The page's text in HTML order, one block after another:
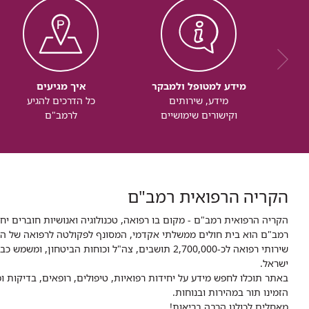
מידע למטופל ולמבקר
מידע, שירותים
וקישורים שימושיים
איך מגיעים
כל הדרכים להגיע
לרמב"ם
הקריה הרפואית רמב"ם
הקריה הרפואית רמב"ם - מקום בו רפואה, טכנולוגיה ואנושיות חוברים
ישראל.
באתר תוכלו לחפש מידע על יחידות רפואיות, טיפולים, רופאים,
הזמינו תור במהירות ובנוחות.